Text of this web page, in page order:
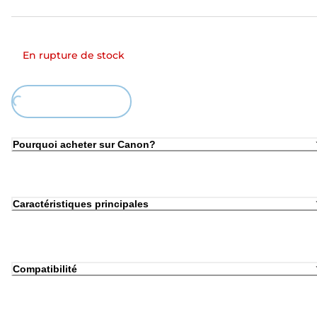
En rupture de stock
Pourquoi acheter sur Canon?
Caractéristiques principales
Compatibilité